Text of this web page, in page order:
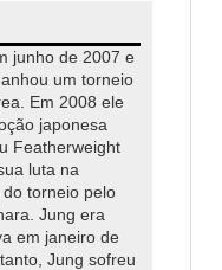
junho de 2007 e
um torneio
Em 2008 ele
japonesa
Featherweight
luta na
torneio pelo
Jung era
em janeiro de
Jung sofreu